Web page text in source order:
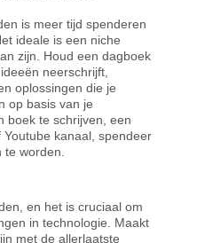
is meer tijd spenderen
ideale is een niche
zijn. Houd een dagboek
neerschrijft,
oplossingen die je
op basis van je
boek te schrijven, een
kanaal, spendeer
worden.
en het is cruciaal om
in technologie. Maakt
met de allerlaatste